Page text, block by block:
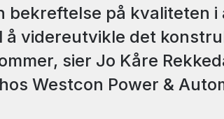
bekreftelse på kvaliteten i
å videreutvikle det
sier Jo Kåre
Westcon Power &